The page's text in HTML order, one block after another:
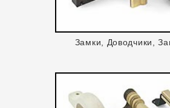
Замки, Доводчики,